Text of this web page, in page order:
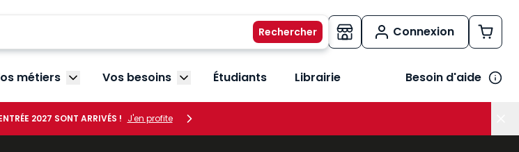
Connexion
métiers Afficher le sous-menu Vos métiers
Vos besoins Afficher le sous-menu Vos besoins
Étudiants Librairie Besoin d'aide
2027 SONT ARRIVÉS ! J'en profite